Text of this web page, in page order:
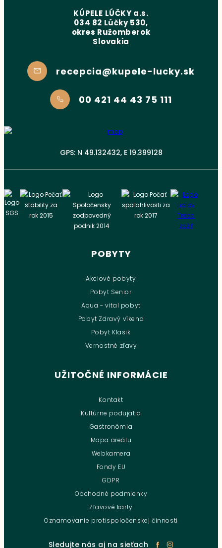
KÚPELE LÚČKY a.s.
034 82 Lúčky 530,
okres Ružomberok
Slovakia
recepcia@kupele-lucky.sk
00 421 44 43 75 111
GPS: N 49.132432, E 19.399128
POBYTY
Akciové pobyty
Pobyt Senior
Aqua - vital pobyt
Pobyt Zdravý víkend
Pobyt Klasik
Vernostné zľavy
UŽITOČNÉ INFORMÁCIE
Kontakt
Kultúrne podujatia
Gastronómia
Mapa areálu
Webkamera
Fondy EU
GDPR
Obchodné podmienky
Zľavové karty
Oznamovanie protispoločenskej činnosti
Sledujte nás aj na sieťach